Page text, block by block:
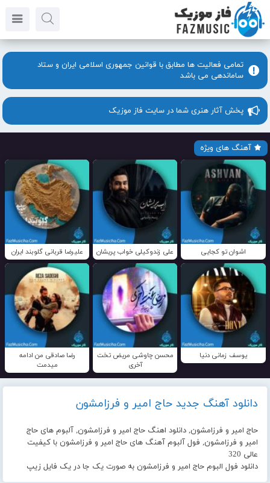
تمامی فعالیت ها مطابق با قوانین جمهوری اسلامی ایران و ستاد
ساماندهی می باشد
پخش آثار هنری شما در سایت فاز موزیک
آهنگ های ویژه
اشوان تو کجایی علی زندوکیلی خواب پریشان علیرضا قربانی گلوبند ایران
یوسف زمانی دنیا
محسن چاوشی مریض تخت
آخری
رضا صادقی من ادامه
میدمت
دانلود آهنگ جدید حاج امیر و فرزامشون
حاج امیر و فرزامشون, دانلود اهنگ حاج امیر و فرزامشون, آلبوم های حاج
امیر و فرزامشون, فول آلبوم آهنگ های حاج امیر و فرزامشون با کیفیت
عالی 320
دانلود فول البوم حاج امیر و فرزامشون به صورت یک جا در یک فایل زیپ